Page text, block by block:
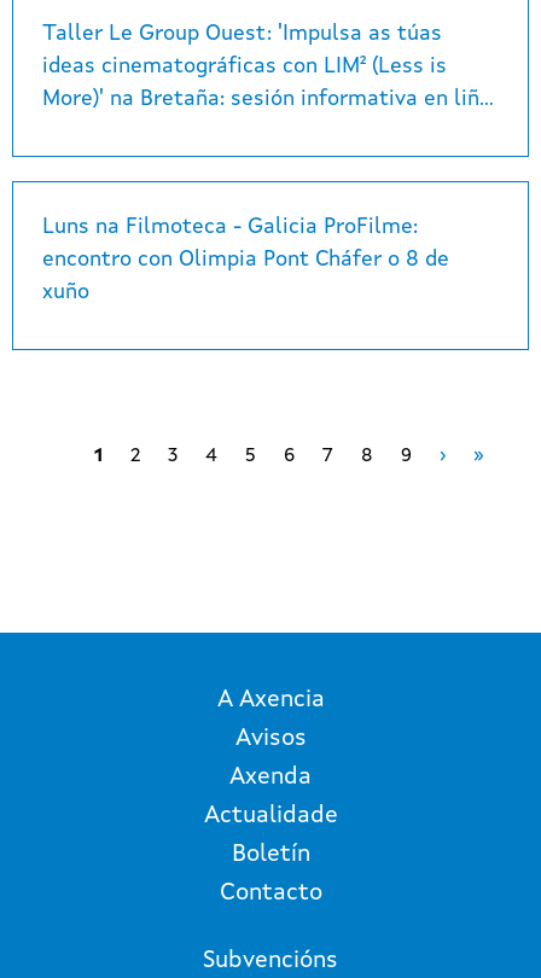
Taller Le Group Ouest: 'Impulsa as túas
ideas cinematográficas con LIM² (Less is
More)' na Bretaña: sesión informativa en liña o 12 de xuño
Luns na Filmoteca - Galicia ProFilme:
encontro con Olimpia Pont Cháfer o 8 de
xuño
Paxinación
1 2 3 4 5 6 7 8 9 ›Páxina
»Last
A Axencia
Avisos
Axenda
Actualidade
Boletín
Contacto
Subvencións